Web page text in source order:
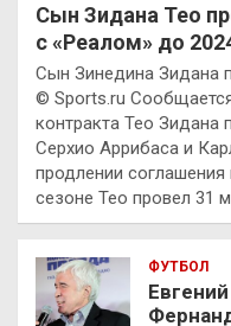
Сын Зидана Тео
с «Реалом» до
Сын Зинедина Зидана
© Sports.ru
контракта Тео Зидана
Серхио Аррибаса и
продлении
сезоне Тео провел 31
ФУТБОЛ